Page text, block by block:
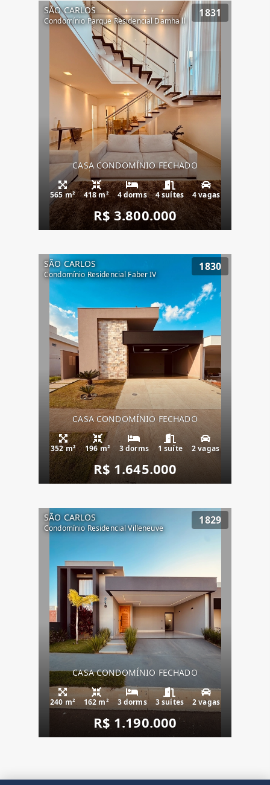
SÃO CARLOS
Condomínio Parque Residencial Damha ll
1831
CASA CONDOMÍNIO FECHADO
565 m² 418 m² 4 dorms 4 suítes 4 vagas
R$ 3.800.000
SÃO CARLOS
Condomínio Residencial Faber IV
1830
CASA CONDOMÍNIO FECHADO
352 m² 196 m² 3 dorms 1 suíte 2 vagas
R$ 1.645.000
SÃO CARLOS
Condomínio Residencial Villeneuve
1829
CASA CONDOMÍNIO FECHADO
240 m² 162 m² 3 dorms 3 suítes 2 vagas
R$ 1.190.000